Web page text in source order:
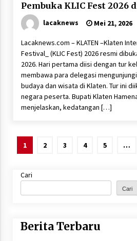
Pembuka KLIC Fest 2026
lacaknews Mei 21, 2026
Lacaknews.com – KLATEN –Klaten
Festival_ (KLIC Fest) 2026 resmi
2026. Hari pertama diisi dengan tur
membawa para delegasi
budaya dan wisata di Klaten. Tur ini
negara peserta. Bupati Klaten
menjelaskan, kedatangan […]
Paginasi
1 2 3 4 5 …
Cari
Cari
Berita Terbaru